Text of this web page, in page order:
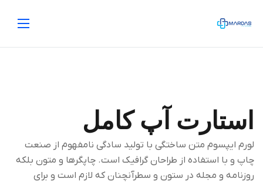
استارت آپ کامل
لورم ایپسوم متن ساختگی با تولید سادگی نامفهوم از صنعت
چاپ و با استفاده از طراحان گرافیک است. چاپگرها و متون بلکه
روزنامه و مجله در ستون و سطرآنچنان که لازم است و برای